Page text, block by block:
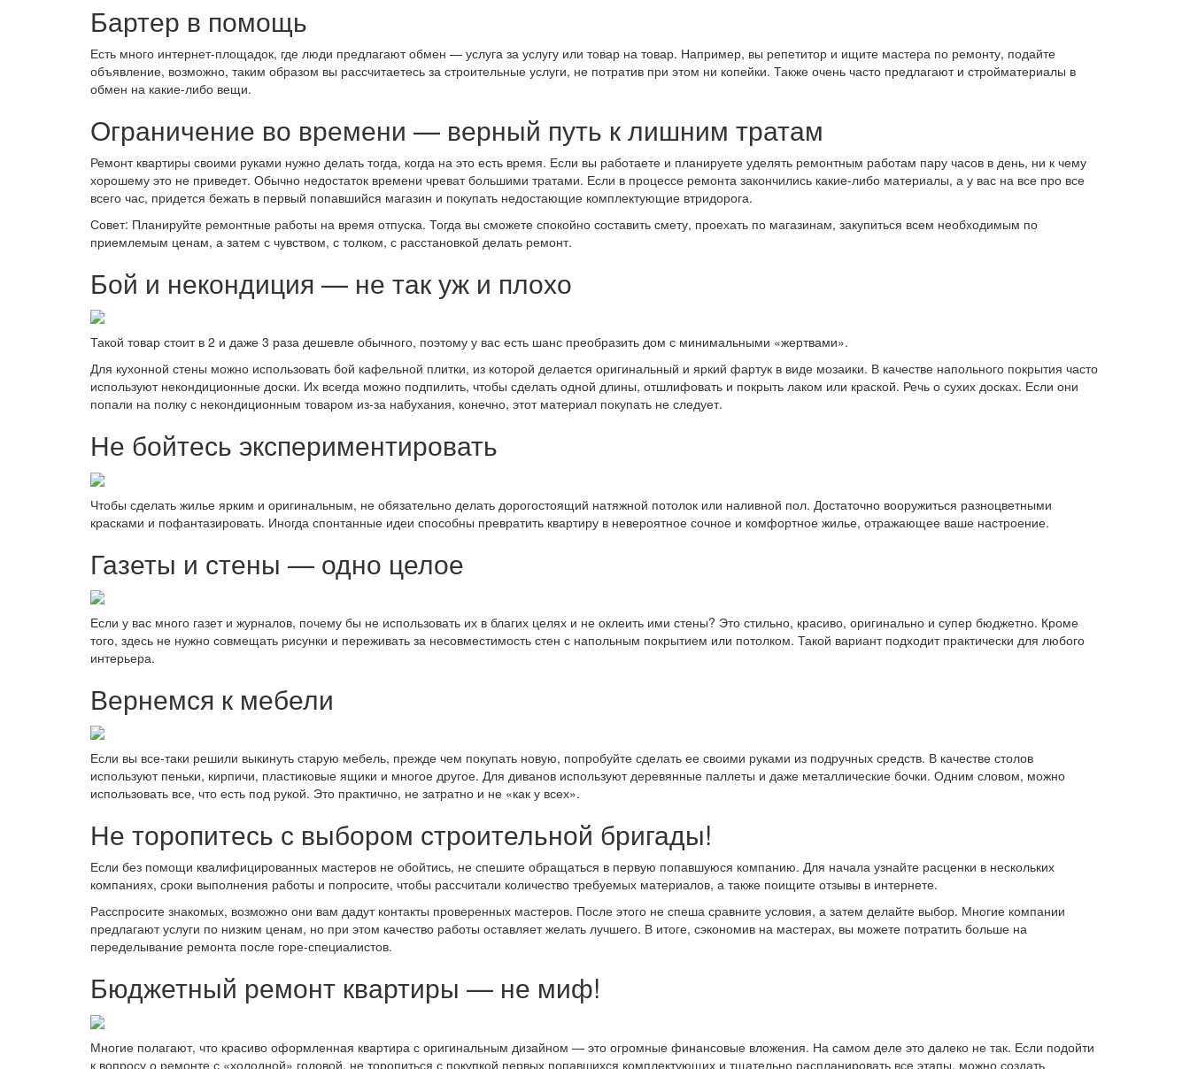
Бартер в помощь
Есть много интернет-площадок, где люди предлагают обмен — услуга за услугу или товар на товар. Например, вы репетитор и ищите мастера по ремонту, подайте
объявление, возможно, таким образом вы рассчитаетесь за строительные услуги, не потратив при этом ни копейки. Также очень часто предлагают и стройматериалы в
обмен на какие-либо вещи.
Ограничение во времени — верный путь к лишним тратам
Ремонт квартиры своими руками нужно делать тогда, когда на это есть время. Если вы работаете и планируете уделять ремонтным работам пару часов в день, ни к чему
хорошему это не приведет. Обычно недостаток времени чреват большими тратами. Если в процессе ремонта закончились какие-либо материалы, а у вас на все про все
всего час, придется бежать в первый попавшийся магазин и покупать недостающие комплектующие втридорога.
Совет: Планируйте ремонтные работы на время отпуска. Тогда вы сможете спокойно составить смету, проехать по магазинам, закупиться всем необходимым по
приемлемым ценам, а затем с чувством, с толком, с расстановкой делать ремонт.
Бой и некондиция — не так уж и плохо
Такой товар стоит в 2 и даже 3 раза дешевле обычного, поэтому у вас есть шанс преобразить дом с минимальными «жертвами».
Для кухонной стены можно использовать бой кафельной плитки, из которой делается оригинальный и яркий фартук в виде мозаики. В качестве напольного покрытия часто
используют некондиционные доски. Их всегда можно подпилить, чтобы сделать одной длины, отшлифовать и покрыть лаком или краской. Речь о сухих досках. Если они
попали на полку с некондиционным товаром из-за набухания, конечно, этот материал покупать не следует.
Не бойтесь экспериментировать
Чтобы сделать жилье ярким и оригинальным, не обязательно делать дорогостоящий натяжной потолок или наливной пол. Достаточно вооружиться разноцветными
красками и пофантазировать. Иногда спонтанные идеи способны превратить квартиру в невероятное сочное и комфортное жилье, отражающее ваше настроение.
Газеты и стены — одно целое
Если у вас много газет и журналов, почему бы не использовать их в благих целях и не оклеить ими стены? Это стильно, красиво, оригинально и супер бюджетно. Кроме
того, здесь не нужно совмещать рисунки и переживать за несовместимость стен с напольным покрытием или потолком. Такой вариант подходит практически для любого
интерьера.
Вернемся к мебели
Если вы все-таки решили выкинуть старую мебель, прежде чем покупать новую, попробуйте сделать ее своими руками из подручных средств. В качестве столов
используют пеньки, кирпичи, пластиковые ящики и многое другое. Для диванов используют деревянные паллеты и даже металлические бочки. Одним словом, можно
использовать все, что есть под рукой. Это практично, не затратно и не «как у всех».
Не торопитесь с выбором строительной бригады!
Если без помощи квалифицированных мастеров не обойтись, не спешите обращаться в первую попавшуюся компанию. Для начала узнайте расценки в нескольких
компаниях, сроки выполнения работы и попросите, чтобы рассчитали количество требуемых материалов, а также поищите отзывы в интернете.
Расспросите знакомых, возможно они вам дадут контакты проверенных мастеров. После этого не спеша сравните условия, а затем делайте выбор. Многие компании
предлагают услуги по низким ценам, но при этом качество работы оставляет желать лучшего. В итоге, сэкономив на мастерах, вы можете потратить больше на
переделывание ремонта после горе-специалистов.
Бюджетный ремонт квартиры — не миф!
Многие полагают, что красиво оформленная квартира с оригинальным дизайном — это огромные финансовые вложения. На самом деле это далеко не так. Если подойти
к вопросу о ремонте с «холодной» головой, не торопиться с покупкой первых попавшихся комплектующих и тщательно распланировать все этапы, можно создать